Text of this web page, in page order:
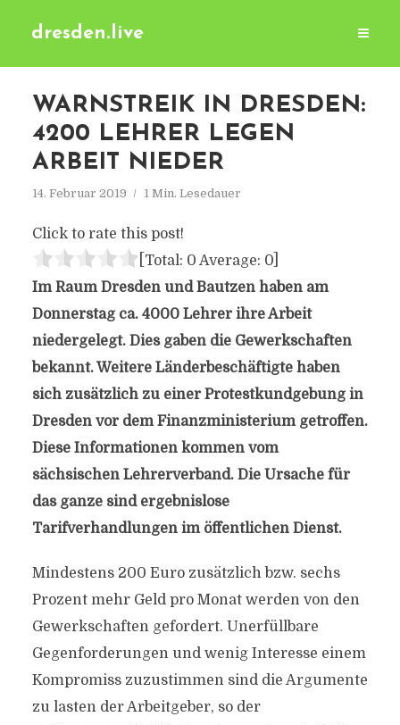
dresden.live
WARNSTREIK IN DRESDEN:
4200 LEHRER LEGEN
ARBEIT NIEDER
14. Februar 2019 1 Min. Lesedauer
Click to rate this post!
[Total: 0 Average: 0]
Im Raum Dresden und Bautzen haben am
Donnerstag ca. 4000 Lehrer ihre Arbeit
niedergelegt. Dies gaben die Gewerkschaften
bekannt. Weitere Länderbeschäftigte haben
sich zusätzlich zu einer Protestkundgebung in
Dresden vor dem Finanzministerium getroffen.
Diese Informationen kommen vom
sächsischen Lehrerverband. Die Ursache für
das ganze sind ergebnislose
Tarifverhandlungen im öffentlichen Dienst.
Mindestens 200 Euro zusätzlich bzw. sechs
Prozent mehr Geld pro Monat werden von den
Gewerkschaften gefordert. Unerfüllbare
Gegenforderungen und wenig Interesse einem
Kompromiss zuzustimmen sind die Argumente
zu lasten der Arbeitgeber, so der